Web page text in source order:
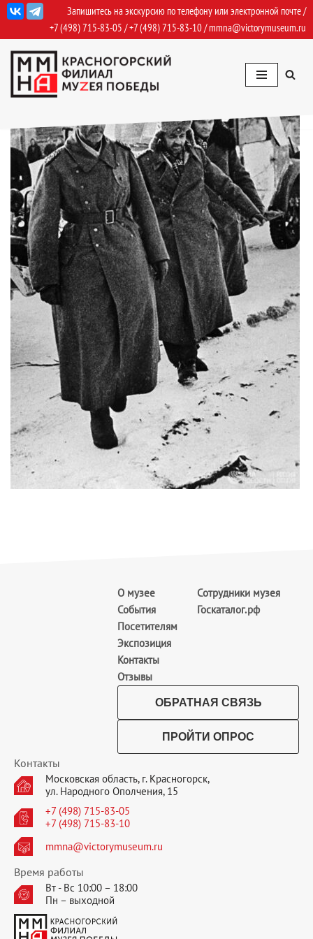
Перейти
к
содержимому
Запишитесь на экскурсию по телефону или электронной почте /
+7 (498) 715-83-05 /+7 (498) 715-83-10/mmna@victorymuseum.ru
О музее
События
Посетителям
Экспозиция
Контакты
Отзывы
Сотрудники музея
Госкаталог.рф
ОБРАТНАЯ СВЯЗЬ
ПРОЙТИ ОПРОС
Контакты
Московская область, г. Красногорск,
ул. Народного Ополчения, 15
+7 (498) 715-83-05
+7 (498) 715-83-10
mmna@victorymuseum.ru
Время работы
Вт - Вс 10:00 – 18:00
Пн – выходной